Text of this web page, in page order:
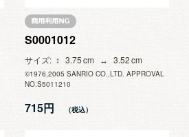
S0001012
サイズ 3.75 3.52
©1976,2005 SANRIO CO.,LTD. APPROVAL
NO.S5011210
715円